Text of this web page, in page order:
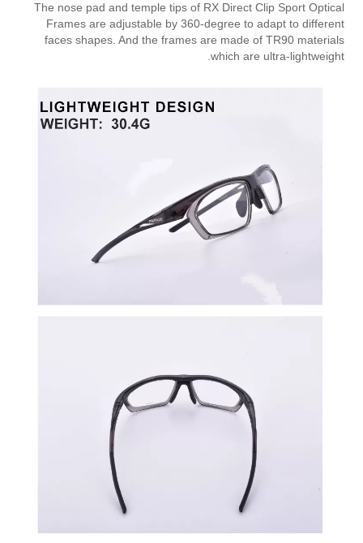
The nose pad and temple tips of RX Direct Clip Sport Optical
Frames are adjustable by 360-degree to adapt to different
faces shapes. And the frames are made of TR90 materials
which are ultra-lightweight.